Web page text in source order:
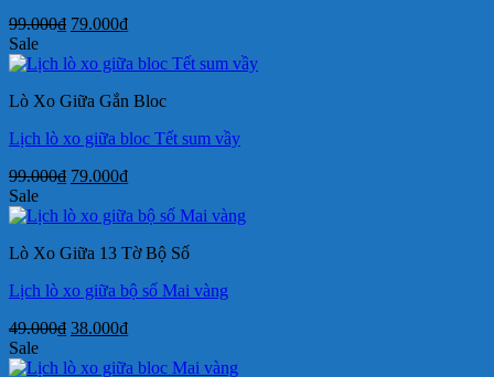
99.000₫ Giá
là:
79.000₫Giá
tại
79.000₫.
Sale
Lò Xo Giữa Gắn Bloc
Lịch lò xo giữa bloc Tết sum vầy
99.000₫ Giá
là:
79.000₫Giá
tại
79.000₫.
Sale
Lò Xo Giữa 13 Tờ Bộ Số
Lịch lò xo giữa bộ số Mai vàng
49.000₫ Giá
là:
38.000₫Giá
tại
Sale